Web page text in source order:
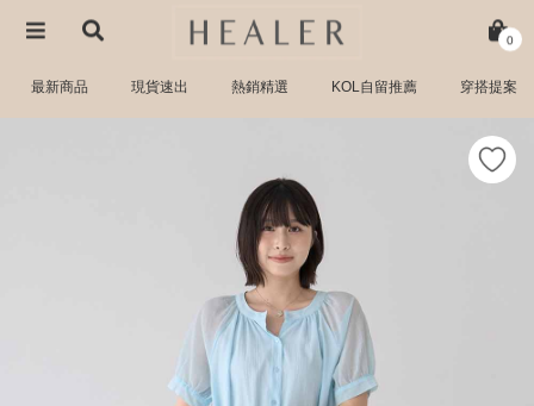
0
最新商品 現貨速出 熱銷精選 KOL自留推薦 穿搭提案